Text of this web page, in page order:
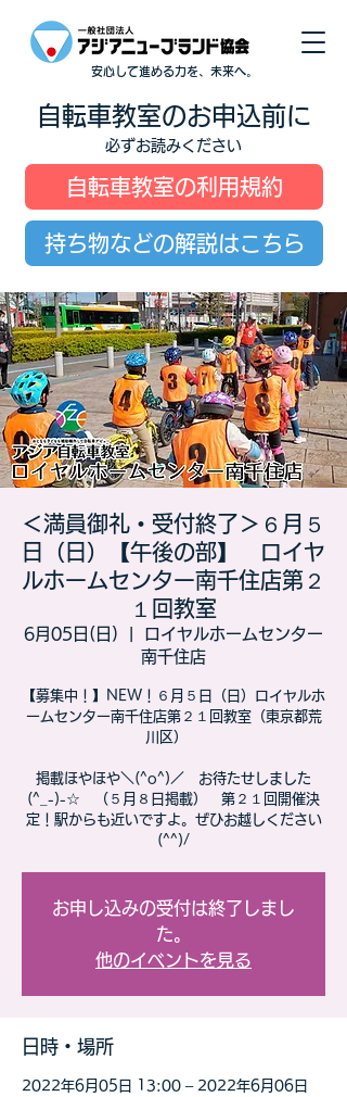
安心して進める力を、未来へ。
自転車教室のお申込前に
必ずお読みください
自転車教室の利用規約
持ち物などの解説はこちら
＜満員御礼・受付終了＞６月５
日（日）【午後の部】 ロイヤ
ルホームセンター南千住店第２
１回教室
6月05日(日)
ロイヤルホームセンター
南千住店
【募集中！】NEW！６月５日（日）ロイヤルホ
ームセンター南千住店第２１回教室（東京都荒
川区）
​掲載ほやほや＼(^o^)／ お待たせしました
(^_-)-☆ （５月８日掲載） 第２１回開催決
定！駅からも近いですよ。ぜひお越しください
(^^)/
お申し込みの受付は終了しまし
た。
他のイベントを見る
日時・場所
2022年6月05日 13:00 – 2022年6月06日